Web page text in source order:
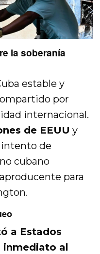
la soberanía
estable y
por
internacional.
de EEUU y
de
cubano
para
a Estados
inmediato al